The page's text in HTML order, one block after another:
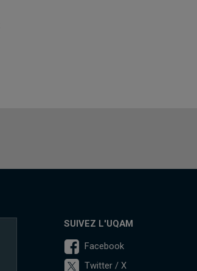
SUIVEZ L'UQAM
Facebook
Twitter / X